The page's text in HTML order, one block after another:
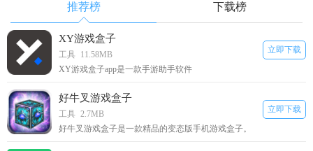
推荐榜 下载榜
XY游戏盒子
工具
11.58MB
XY游戏盒子app是一款手游助手软件
立即下载
好牛叉游戏盒子
工具 2.7MB
好牛叉游戏盒子是一款精品的变态版手机游戏盒子。
立即下载